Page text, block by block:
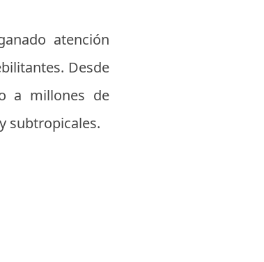
atención
Desde
a millones de
subtropicales.